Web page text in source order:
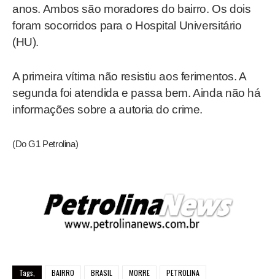
anos. Ambos são moradores do bairro. Os dois
foram socorridos para o Hospital Universitário
(HU).
A primeira vítima não resistiu aos ferimentos. A
segunda foi atendida e passa bem. Ainda não há
informações sobre a autoria do crime.
(Do G1 Petrolina)
Tags, BAIRRO BRASIL MORRE
PETROLINA